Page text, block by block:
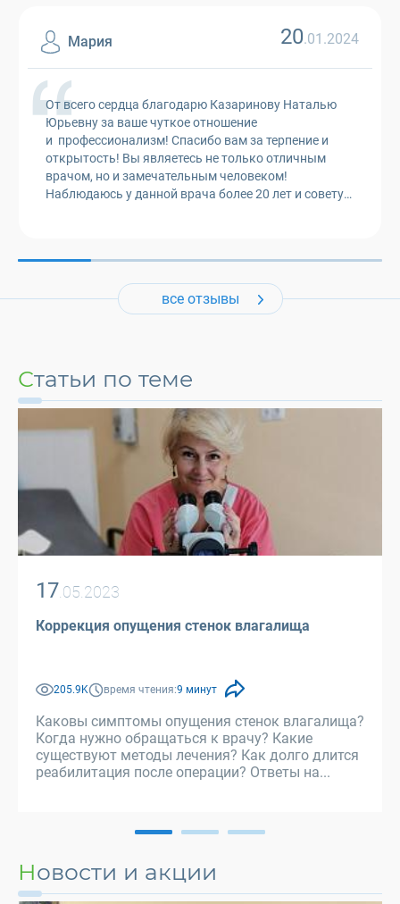
Мария 20.01.2024
От всего сердца благодарю Казаринову Наталью
Юрьевну за ваше чуткое отношение
и профессионализм! Спасибо вам за терпение и
открытость! Вы являетесь не только отличным
врачом, но и замечательным человеком!
Наблюдаюсь у данной врача более 20 лет и советую
все отзывы
Статьи по теме
17 .05.2023
Коррекция опущения стенок влагалища
205.9K время чтения:9 минут
Каковы симптомы опущения стенок влагалища?
Когда нужно обращаться к врачу? Какие
существуют методы лечения? Как долго длится
реабилитация после операции? Ответы на...
Новости и акции